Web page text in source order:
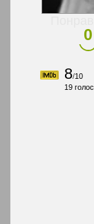
0
8/10
19 голос